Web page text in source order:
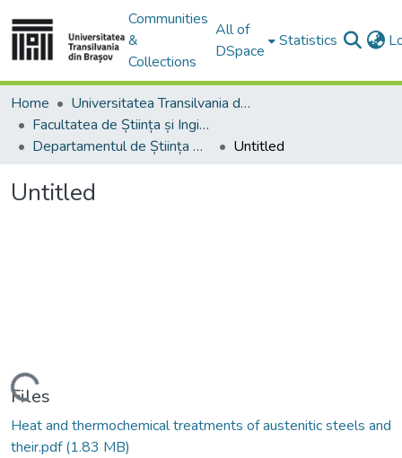
Communities
&
Collections
All of
DSpace
Statistics
Home
Universitatea Transilvania din Brasov
Facultatea de Știința și Ingineria Materialelor
Departamentul de Știința Materialelor
Untitled
Untitled
Loading...
Files
Heat and thermochemical treatments of austenitic steels and
their.pdf(1.83 MB)